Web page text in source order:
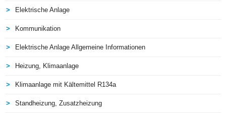
Elektrische Anlage
Kommunikation
Elektrische Anlage Allgemeine Informationen
Heizung, Klimaanlage
Klimaanlage mit Kältemittel R134a
Standheizung, Zusatzheizung